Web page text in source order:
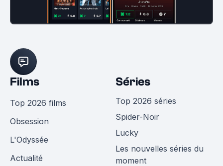
Films
Top 2026 films
Obsession
L'Odyssée
Actualité
Séries
Top 2026 séries
Spider-Noir
Lucky
Les nouvelles séries du
moment